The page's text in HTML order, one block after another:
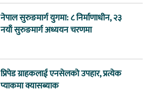
नेपाल सुरुङमार्ग युगमा: ८ निर्माणाधीन, २३
नयाँ सुरुङमार्ग अध्ययन चरणमा
प्रिपेड ग्राहकलाई एनसेलको उपहार, प्रत्येक
प्याकमा क्यासब्याक